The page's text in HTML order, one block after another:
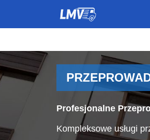
Profesjonalne
Kompleksowe usługi